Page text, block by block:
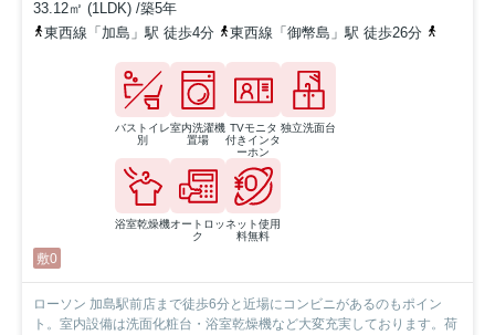
33.12㎡ (1LDK) /築5年
東西線「加島」駅 徒歩4分
東西線「御幣島」駅 徒歩26分
バストイレ
別
室内洗濯機
置場
TVモニタ
付きインタ
ーホン
独立洗面台
浴室乾燥機オートロッ
ク
ネット使用
料無料
敷0
ローソン 加島駅前店まで徒歩6分と近場にコンビニがあるのもポイン
ト。室内設備は洗面化粧台・浴室乾燥機など大変充実しております。荷